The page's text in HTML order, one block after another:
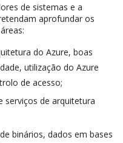
de sistemas e a
aprofundar os
do Azure, boas
utilização do Azure
de acesso;
serviços de arquitetura
binários, dados em bases